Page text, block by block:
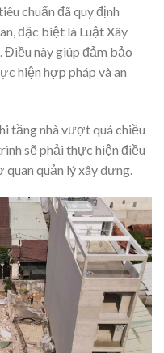
chuẩn đã quy định
đặc biệt là Luật Xây
này giúp đảm bảo
hiện hợp pháp và an
tầng nhà vượt quá chiều
sẽ phải thực hiện điều
quản lý xây dựng.